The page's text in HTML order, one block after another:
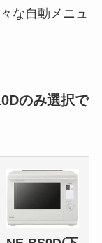
な自動メニュ
のみ選択で